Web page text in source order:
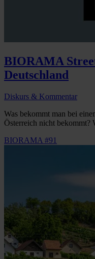
BIORAMA
Deutschland
Diskurs & Kommentar
Was bekommt man bei
Österreich nicht bekommt?
BIORAMA #91